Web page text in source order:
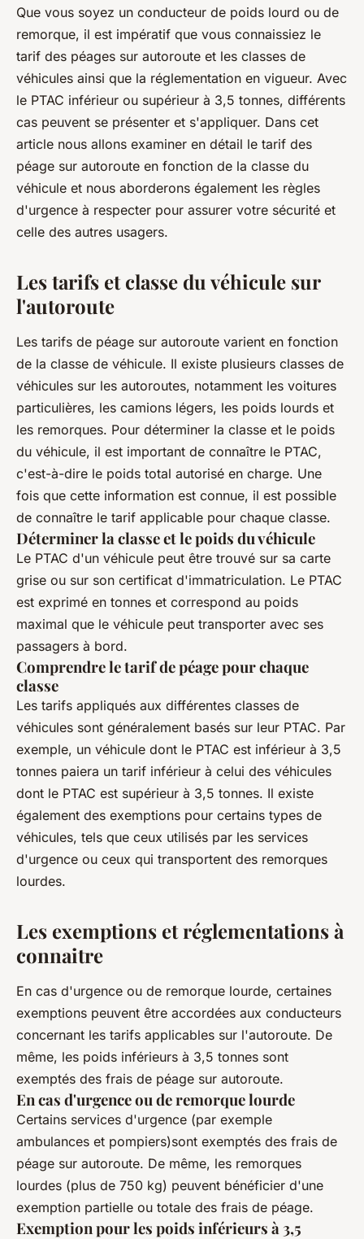
Autoroute et véhicules : Guide
complet sur les tarifs,
catégories et règles
diodore• 5 mai 2023•3 min de lecture
Que vous soyez un conducteur de poids lourd ou de
remorque, il est impératif que vous connaissiez le
tarif des péages sur autoroute et les classes de
véhicules ainsi que la réglementation en vigueur. Avec
le PTAC inférieur ou supérieur à 3,5 tonnes, différents
cas peuvent se présenter et s'appliquer. Dans cet
article nous allons examiner en détail le tarif des
péage sur autoroute en fonction de la classe du
véhicule et nous aborderons également les règles
d'urgence à respecter pour assurer votre sécurité et
celle des autres usagers.
Les tarifs et classe du véhicule sur
l'autoroute
Les tarifs de péage sur autoroute varient en fonction
de la classe de véhicule. Il existe plusieurs classes de
véhicules sur les autoroutes, notamment les voitures
particulières, les camions légers, les poids lourds et
les remorques. Pour déterminer la classe et le poids
du véhicule, il est important de connaître le PTAC,
c'est-à-dire le poids total autorisé en charge. Une
fois que cette information est connue, il est possible
de connaître le tarif applicable pour chaque classe.
Déterminer la classe et le poids du véhicule
Le PTAC d'un véhicule peut être trouvé sur sa carte
grise ou sur son certificat d'immatriculation. Le PTAC
est exprimé en tonnes et correspond au poids
maximal que le véhicule peut transporter avec ses
passagers à bord.
Comprendre le tarif de péage pour chaque
classe
Les tarifs appliqués aux différentes classes de
véhicules sont généralement basés sur leur PTAC. Par
exemple, un véhicule dont le PTAC est inférieur à 3,5
tonnes paiera un tarif inférieur à celui des véhicules
dont le PTAC est supérieur à 3,5 tonnes. Il existe
également des exemptions pour certains types de
véhicules, tels que ceux utilisés par les services
d'urgence ou ceux qui transportent des remorques
lourdes.
Les exemptions et réglementations à
connaitre
En cas d'urgence ou de remorque lourde, certaines
exemptions peuvent être accordées aux conducteurs
concernant les tarifs applicables sur l'autoroute. De
même, les poids inférieurs à 3,5 tonnes sont
exemptés des frais de péage sur autoroute.
En cas d'urgence ou de remorque lourde
Certains services d'urgence (par exemple
ambulances et pompiers)sont exemptés des frais de
péage sur autoroute. De même, les remorques
lourdes (plus de 750 kg) peuvent bénéficier d'une
exemption partielle ou totale des frais de péage.
Exemption pour les poids inférieurs à 3,5